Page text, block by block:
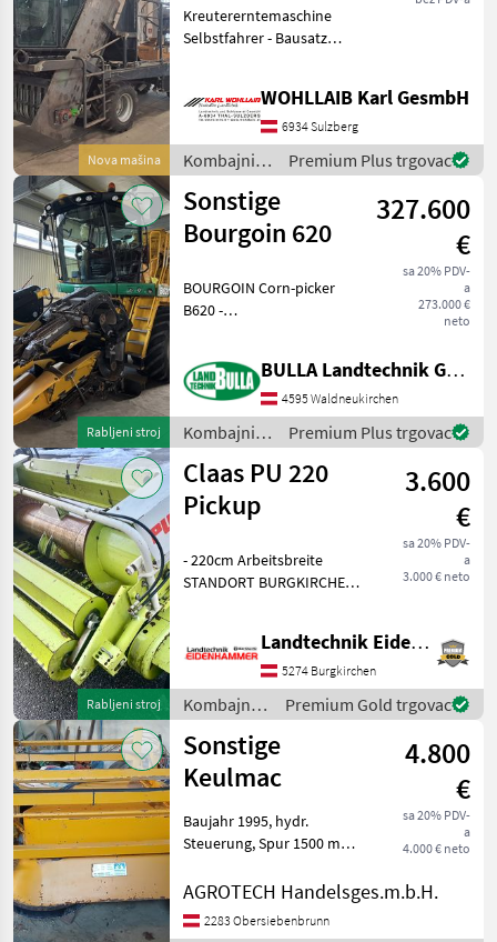
Nova mašina
Kreutererntemaschine
Selbstfahrer - Bausatz
vorhanden - Ölschläuche zu
90 Prozent vorhanden -
Motor lose am Ger
WOHLLAIB Karl GesmbH
6934 Sulzberg
Kombajni /
Sonstige
Premium Plus trgovac
Rabljeni stroj
Sonstige
Bourgoin 620
327.600
€
sa 20% PDV-
a
273.000 €
neto
BOURGOIN Corn-picker
B620 -
2020 + Vorsatz Geringhoff
Mais Star 6 Reihen (Abstand
75 cm) + Kit Kamera (x3) +
Rei
BULLA Landtechnik GmbH
4595 Waldneukirchen
Kombajni /
Sonstige
Premium Plus trgovac
Rabljeni stroj
Claas PU 220
Pickup
3.600
€
sa 20% PDV-
a
3.000 € neto
- 220cm Arbeitsbreite
STANDORT BURGKIRCHEN
Landtechnik Eidenhammer GmbH
5274 Burgkirchen
Kombajni /
Claas
Premium Gold trgovac
Sonstige
Keulmac
4.800
€
sa 20% PDV-
a
4.000 € neto
Baujahr 1995, hydr.
Steuerung, Spur 1500 mm
AGROTECH Handelsges.m.b.H.
2283 Obersiebenbrunn